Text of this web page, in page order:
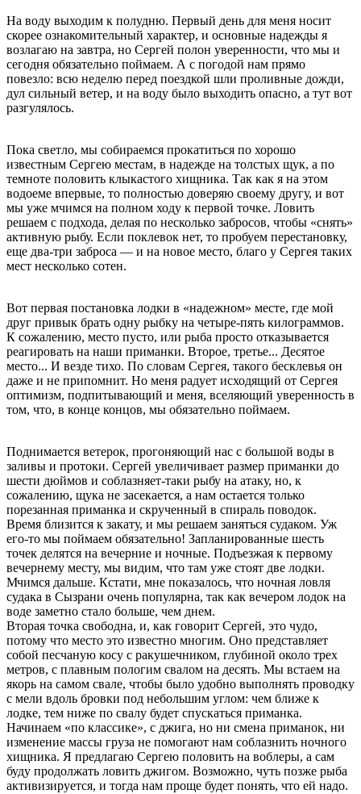
На воду выходим к полудню. Первый день для меня носит
скорее ознакомительный характер, и основные надежды я
возлагаю на завтра, но Сергей полон уверенности, что мы и
сегодня обязательно поймаем. А с погодой нам прямо
повезло: всю неделю перед поездкой шли проливные дожди,
дул сильный ветер, и на воду было выходить опасно, а тут вот
разгулялось.
Пока светло, мы собираемся прокатиться по хорошо
известным Сергею местам, в надежде на толстых щук, а по
темноте половить клыкастого хищника. Так как я на этом
водоеме впервые, то полностью доверяю своему другу, и вот
мы уже мчимся на полном ходу к первой точке. Ловить
решаем с подхода, делая по несколько забросов, чтобы «снять»
активную рыбу. Если поклевок нет, то пробуем перестановку,
еще два-три заброса — и на новое место, благо у Сергея таких
мест несколько сотен.
Вот первая постановка лодки в «надежном» месте, где мой
друг привык брать одну рыбку на четыре-пять килограммов.
К сожалению, место пусто, или рыба просто отказывается
реагировать на наши приманки. Второе, третье... Десятое
место... И везде тихо. По словам Сергея, такого бесклевья он
даже и не припомнит. Но меня радует исходящий от Сергея
оптимизм, подпитывающий и меня, вселяющий уверенность в
том, что, в конце концов, мы обязательно поймаем.
Поднимается ветерок, прогоняющий нас с большой воды в
заливы и протоки. Сергей увеличивает размер приманки до
шести дюймов и соблазняет-таки рыбу на атаку, но, к
сожалению, щука не засекается, а нам остается только
порезанная приманка и скрученный в спираль поводок.
Время близится к закату, и мы решаем заняться судаком. Уж
его-то мы поймаем обязательно! Запланированные шесть
точек делятся на вечерние и ночные. Подъезжая к первому
вечернему месту, мы видим, что там уже стоят две лодки.
Мчимся дальше. Кстати, мне показалось, что ночная ловля
судака в Сызрани очень популярна, так как вечером лодок на
воде заметно стало больше, чем днем.
Вторая точка свободна, и, как говорит Сергей, это чудо,
потому что место это известно многим. Оно представляет
собой песчаную косу с ракушечником, глубиной около трех
метров, с плавным пологим свалом на десять. Мы встаем на
якорь на самом свале, чтобы было удобно выполнять проводку
с мели вдоль бровки под небольшим углом: чем ближе к
лодке, тем ниже по свалу будет спускаться приманка.
Начинаем «по классике», с джига, но ни смена приманок, ни
изменение массы груза не помогают нам соблазнить ночного
хищника. Я предлагаю Сергею половить на воблеры, а сам
буду продолжать ловить джигом. Возможно, чуть позже рыба
активизируется, и тогда нам проще будет понять, что ей надо.